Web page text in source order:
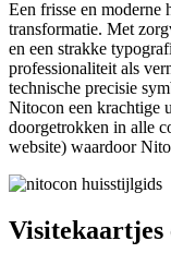
Een frisse en
transformatie. Met
en een strakke
professionaliteit als
technische precisie
Nitocon een krachtige
doorgetrokken in alle
website) waardoor
Visitekaartjes